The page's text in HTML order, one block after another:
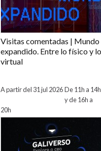
Visitas comentadas | Mundo
expandido. Entre lo físico y lo
virtual
A partir del 31 jul 2026De 11h a 14h
y de 16h a
20h